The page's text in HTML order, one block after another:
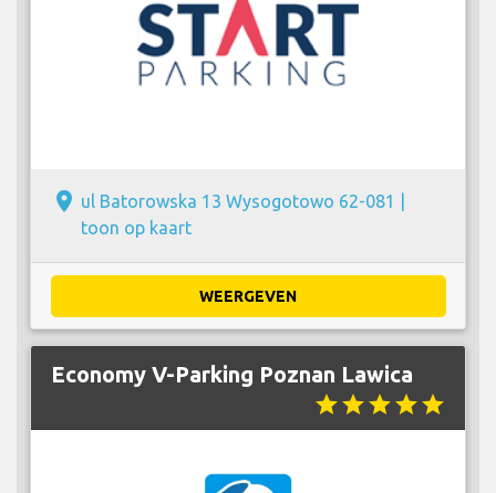
place ul Batorowska 13 Wysogotowo 62-081 |
toon op kaart
WEERGEVEN
Economy V-Parking Poznan Lawica
starstarstarstarstar